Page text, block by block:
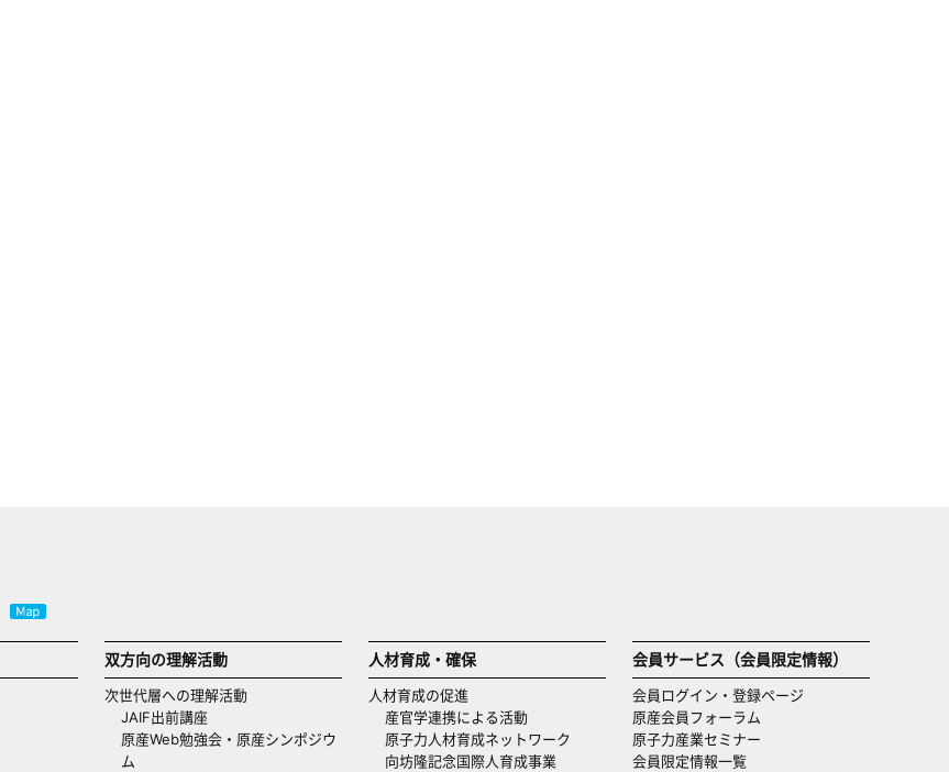
双方向の理解活動
次世代層への理解活動
JAIF出前講座
原産Web勉強会・原産シンポジウ
ム
人材育成・確保
人材育成の促進
産官学連携による活動
原子力人材育成ネットワーク
向坊隆記念国際人育成事業
会員サービス（会員限定情報）
会員ログイン・登録ページ
原産会員フォーラム
原子力産業セミナー
会員限定情報一覧